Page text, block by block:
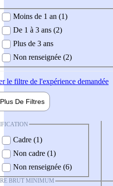
demandée
Moins de 1 an (1)
De 1 à 3 ans (2)
Plus de 3 ans
Non renseignée (2)
le filtre de l'expérience demandée
Plus De Filtres
Cadre (1)
Non cadre (1)
Non renseignée (6)
BRUT MINIMUM